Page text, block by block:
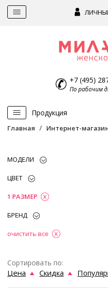
+7 (495)
По рабочим
Продукция
Главная Интернет-
МОДЕЛИ
ЦВЕТ
1 РАЗМЕР
БРЕНД
очистить все
Сортировать по:
Цена Скидка